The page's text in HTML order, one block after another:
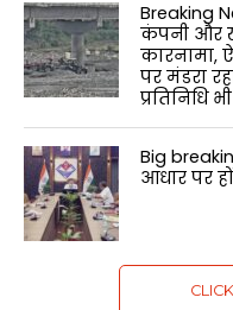
Breaking
कंपनी और
कारनामा,
पर मंडरा
प्रतिनिधि
Big
आधार पर